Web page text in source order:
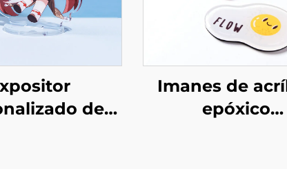
de
Imanes de
epóxico